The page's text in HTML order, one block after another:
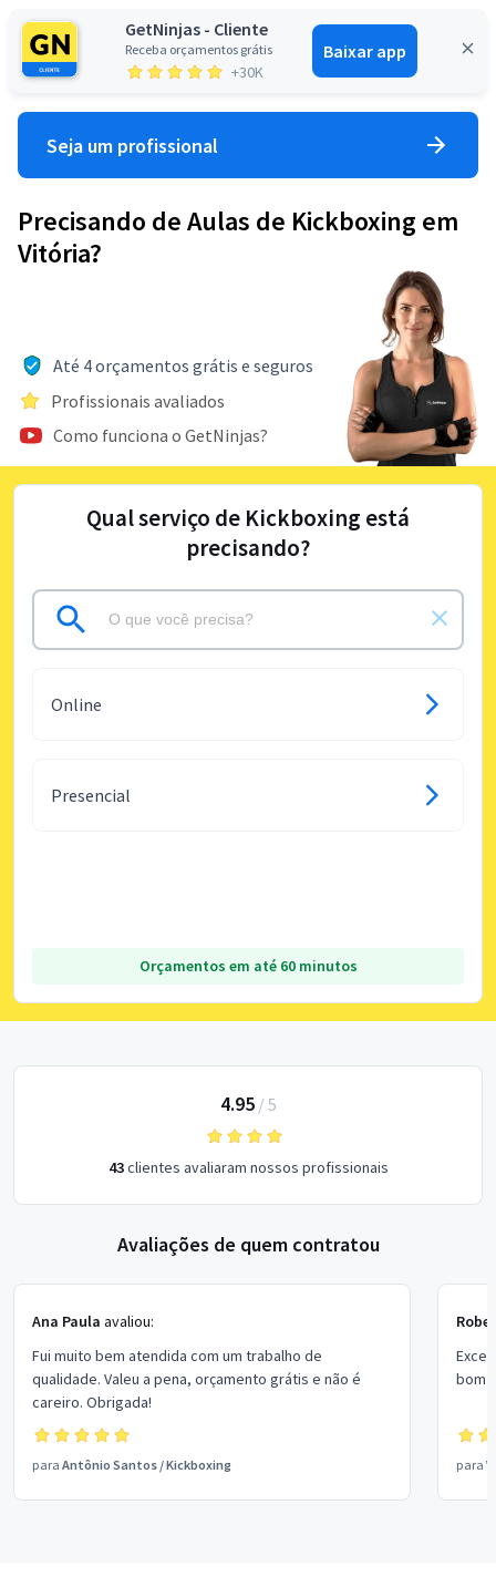
GetNinjas - Cliente
Receba orçamentos grátis
+30K
Baixar app
Entrar
Seja um profissional
Precisando de Aulas de Kickboxing em
Vitória?
Até 4 orçamentos grátis e seguros
Profissionais avaliados
Como funciona o GetNinjas?
Qual serviço de Kickboxing está
precisando?
Online
Presencial
Orçamentos em até 60 minutos
4.95/ 5
43clientes avaliaram nossos profissionais
Avaliações de quem contratou
Ana Paula avaliou:
Fui muito bem atendida com um trabalho de
qualidade. Valeu a pena, orçamento grátis e não é
careiro. Obrigada!
para Antônio Santos /Kickboxing
bom
para